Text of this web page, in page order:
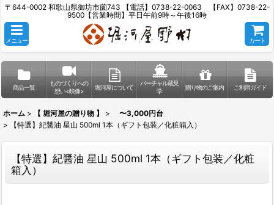
〒644-0002 和歌山県御坊市薗743 【電話】0738-22-0063 【FAX】0738-22-
9500【営業時間】平日午前9時～午後16時
メニュー カート
商品一覧
ものづくりへの
想い<映像>
堀河屋について
バーチャル蔵見
学
贈り物のご案内 ご利用ガイド
ホーム > 【 堀河屋の贈り物 】 >
〜3,000円台
>
【特選】紀醤油 星山 500ml 1本（ギフト包装／化粧箱入）
【特選】紀醤油 星山 500ml 1本（ギフト包装／化粧
箱入）